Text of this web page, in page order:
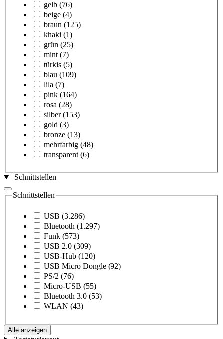
gelb (76)
beige (4)
braun (125)
khaki (1)
grün (25)
mint (7)
türkis (5)
blau (109)
lila (7)
pink (164)
rosa (28)
silber (153)
gold (3)
bronze (13)
mehrfarbig (48)
transparent (6)
Schnittstellen
Schnittstellen
USB (3.286)
Bluetooth (1.297)
Funk (573)
USB 2.0 (309)
USB-Hub (120)
USB Micro Dongle (92)
PS/2 (76)
Micro-USB (55)
Bluetooth 3.0 (53)
WLAN (43)
Alle anzeigen